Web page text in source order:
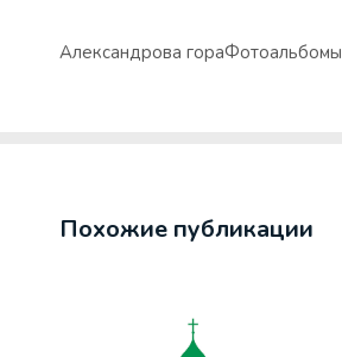
Александрова гораФотоальбомы
Похожие публикации